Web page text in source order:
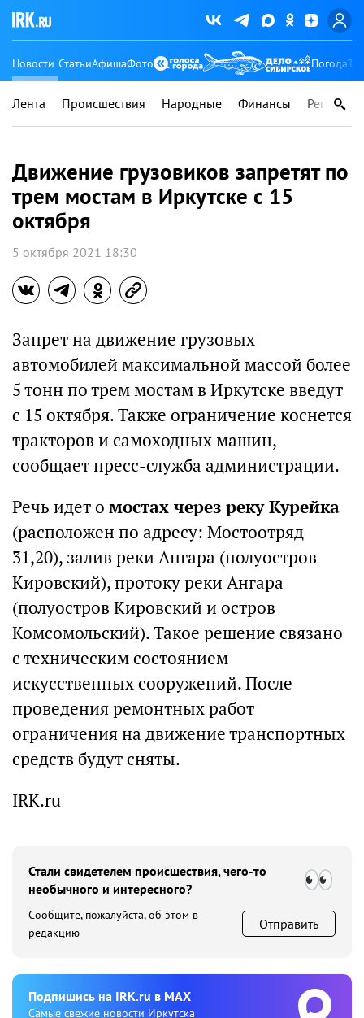
Новости СтатьиАфишаФото Погода
Лента Происшествия Народные Финансы Регионы
Движение грузовиков запретят по
трем мостам в Иркутске с 15
октября
5 октября 2021 18:30
Запрет на движение грузовых
автомобилей максимальной массой более
5 тонн по трем мостам в Иркутске введут
с 15 октября. Также ограничение коснется
тракторов и самоходных машин,
сообщает пресс-служба администрации.
Речь идет о мостах через реку Курейка
(расположен по адресу: Мостоотряд
31,20), залив реки Ангара (полуостров
Кировский), протоку реки Ангара
(полуостров Кировский и остров
Комсомольский). Такое решение связано
с техническим состоянием
искусственных сооружений. После
проведения ремонтных работ
ограничения на движение транспортных
средств будут сняты.
IRK.ru
Стали свидетелем происшествия, чего-то
необычного и интересного?
Сообщите, пожалуйста, об этом в
редакцию
Отправить
Подпишиcь на IRK.ru в MAX
Cамые свежие новости Иркутска